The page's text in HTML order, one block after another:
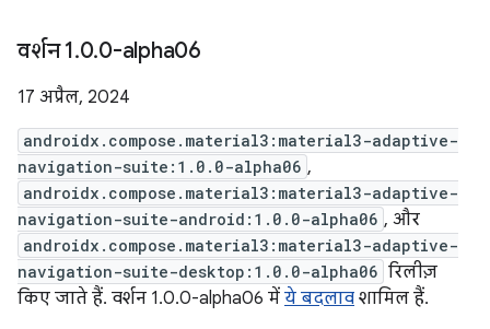
वर्शन 1.0.0-alpha06
17 अप्रैल, 2024
androidx.compose.material3:material3-adaptive-
navigation-suite:1.0.0-alpha06 ,
androidx.compose.material3:material3-adaptive-
navigation-suite-android:1.0.0-alpha06 , और
androidx.compose.material3:material3-adaptive-
navigation-suite-desktop:1.0.0-alpha06 रिलीज़
किए जाते हैं. वर्शन 1.0.0-alpha06 में ये बदलाव शामिल हैं.